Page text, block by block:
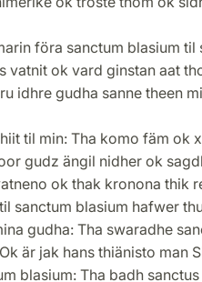
föra sanctum blasium til
vatnit ok vard ginstan aat
idhre gudha sanne theen
til min: Tha komo fäm ok
gudz ängil nidher ok
ok thak kronona thik
sanctum blasium hafwer
gudha: Tha swaradhe
är jak hans thiänisto man
blasium: Tha badh